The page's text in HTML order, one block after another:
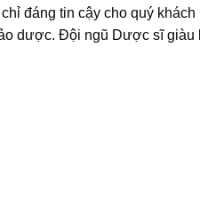
đáng tin cậy cho quý
dược. Đội ngũ Dược sĩ giàu